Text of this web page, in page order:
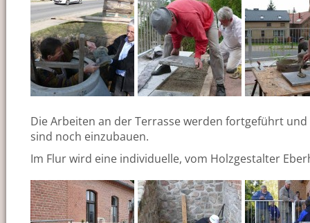
Die Arbeiten an der Terrasse werden fortgeführt
sind noch einzubauen.
Im Flur wird eine individuelle, vom Holzgestalter